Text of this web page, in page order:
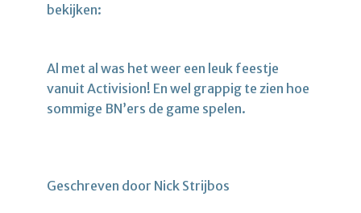
bekijken:
Al met al was het weer een leuk feestje
vanuit Activision! En wel grappig te zien hoe
sommige BN’ers de game spelen.
Geschreven door Nick Strijbos